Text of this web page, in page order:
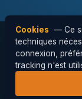
© 2026
Cookies — Ce
techniques
connexion,
tracking n'est